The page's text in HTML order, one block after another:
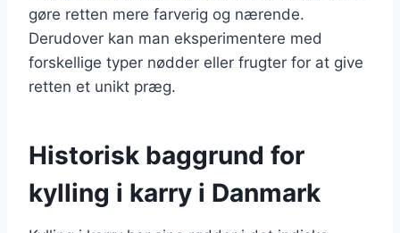
gøre retten mere farverig og nærende.
Derudover kan man eksperimentere med
forskellige typer nødder eller frugter for at give
retten et unikt præg.
Historisk baggrund for
kylling i karry i Danmark